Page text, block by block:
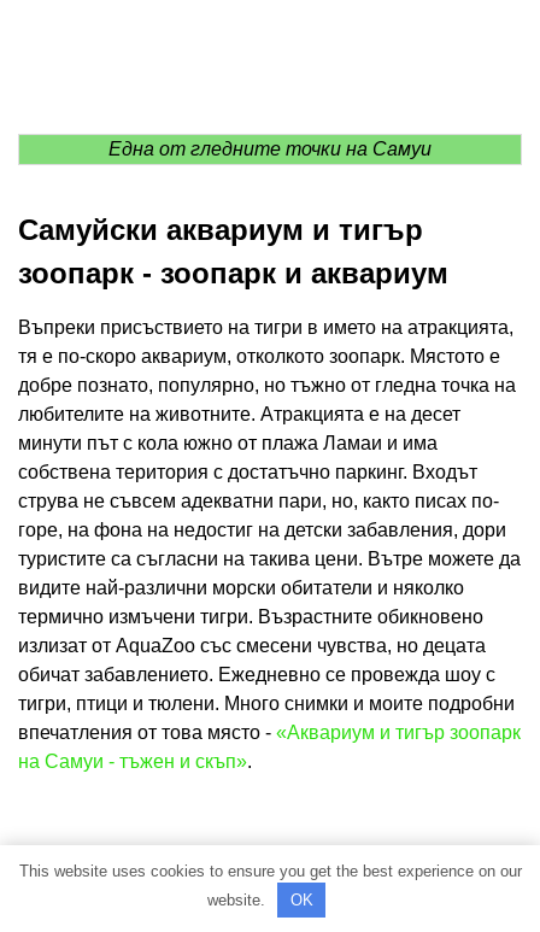
Една от гледните точки на Самуи
Самуйски аквариум и тигър
зоопарк - зоопарк и аквариум
Въпреки присъствието на тигри в името на атракцията,
тя е по-скоро аквариум, отколкото зоопарк. Мястото е
добре познато, популярно, но тъжно от гледна точка на
любителите на животните. Атракцията е на десет
минути път с кола южно от плажа Ламаи и има
собствена територия с достатъчно паркинг. Входът
струва не съвсем адекватни пари, но, както писах по-
горе, на фона на недостиг на детски забавления, дори
туристите са съгласни на такива цени. Вътре можете да
видите най-различни морски обитатели и няколко
термично измъчени тигри. Възрастните обикновено
излизат от AquaZoo със смесени чувства, но децата
обичат забавлението. Ежедневно се провежда шоу с
тигри, птици и тюлени. Много снимки и моите подробни
впечатления от това място - «Аквариум и тигър зоопарк
на Самуи - тъжен и скъп».
This website uses cookies to ensure you get the best experience on our
website.
OK